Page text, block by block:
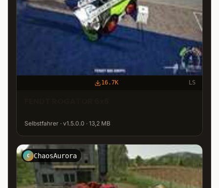
16.7K LS
Selbstfahrer · v1.5.0.0 · 13,2 MB
C ChaosAurora